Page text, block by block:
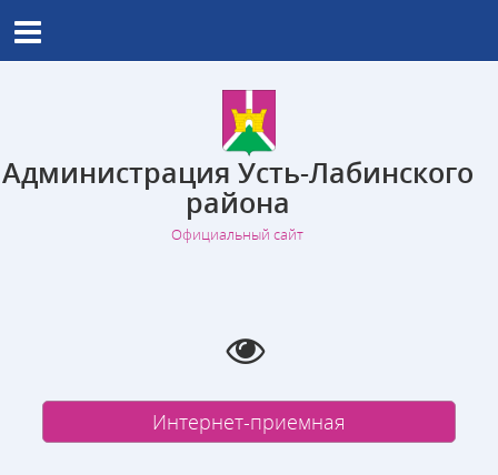
Администрация Усть-Лабинского
района
Официальный сайт
Интернет-приемная